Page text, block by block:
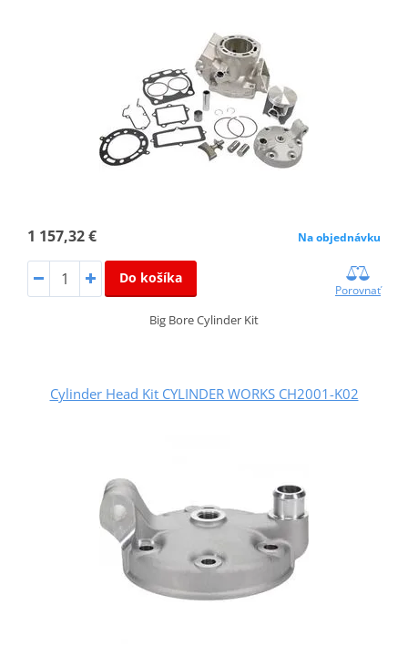
1 157,32 € Na objednávku
Do košíka
Porovnať
Big Bore Cylinder Kit
Cylinder Head Kit CYLINDER WORKS CH2001-K02